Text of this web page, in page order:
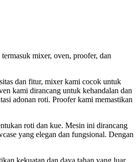
mixer, oven, proofer, dan
dan fitur, mixer kami cocok untuk
kami dirancang untuk kehandalan dan
adonan roti. Proofer kami memastikan
roti dan kue. Mesin ini dirancang
yang elegan dan fungsional. Dengan
kekuatan dan daya tahan yang luar